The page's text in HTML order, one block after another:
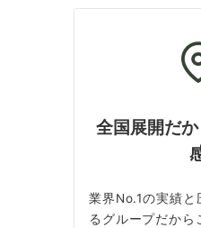
全国展開だ
業界No.1の実績と
るグループだから